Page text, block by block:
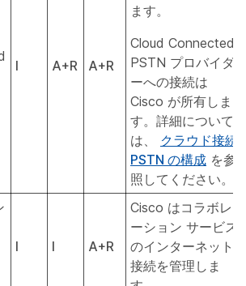
I A+R A+R
ます。
Cloud Connected
PSTN プロバイダ
ーへの接続は
Cisco が所有しま
す。詳細について
は、 クラウド接続
PSTN の構成 を参
照してください。
I I A+R
Cisco はコラボレ
ーション サービス
のインターネット
接続を管理しま